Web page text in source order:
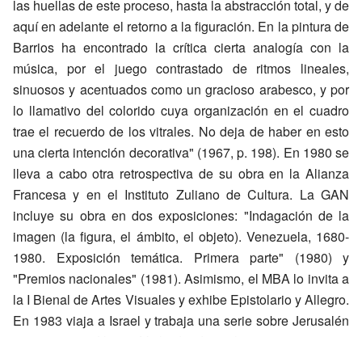
las huellas de este proceso, hasta la abstracción total, y de
aquí en adelante el retorno a la figuración. En la pintura de
Barrios ha encontrado la crítica cierta analogía con la
música, por el juego contrastado de ritmos lineales,
sinuosos y acentuados como un gracioso arabesco, y por
lo llamativo del colorido cuya organización en el cuadro
trae el recuerdo de los vitrales. No deja de haber en esto
una cierta intención decorativa" (1967, p. 198). En 1980 se
lleva a cabo otra retrospectiva de su obra en la Alianza
Francesa y en el Instituto Zuliano de Cultura. La GAN
incluye su obra en dos exposiciones: "Indagación de la
imagen (la figura, el ámbito, el objeto). Venezuela, 1680-
1980. Exposición temática. Primera parte" (1980) y
"Premios nacionales" (1981). Asimismo, el MBA lo invita a
la I Bienal de Artes Visuales y exhibe Epistolario y Allegro.
En 1983 viaja a Israel y trabaja una serie sobre Jerusalén